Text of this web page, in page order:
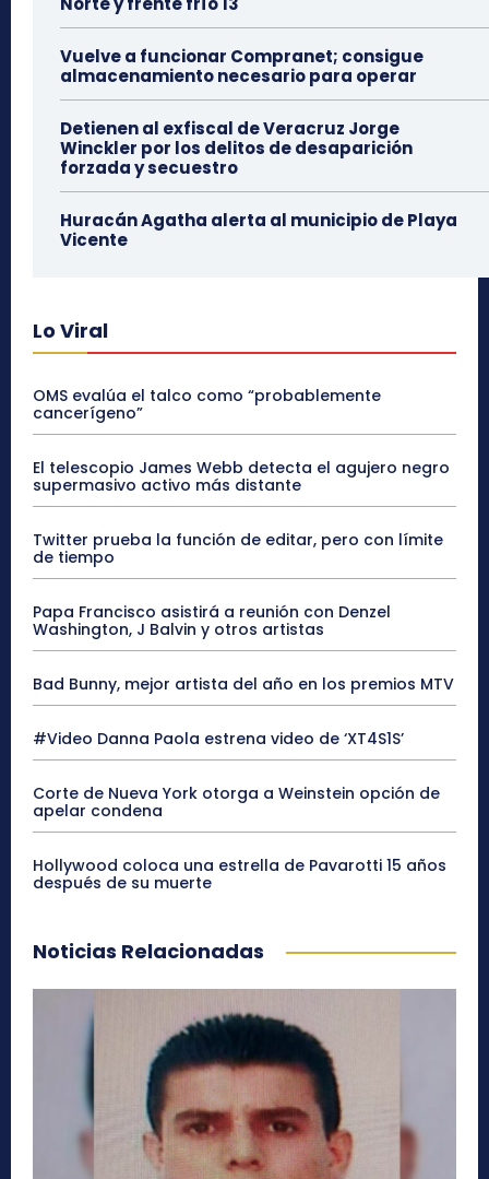
Vuelve a funcionar Compranet; consigue
almacenamiento necesario para operar
Detienen al exfiscal de Veracruz Jorge
Winckler por los delitos de desaparición
forzada y secuestro
Huracán Agatha alerta al municipio de Playa
Vicente
Lo Viral
OMS evalúa el talco como “probablemente
cancerígeno”
El telescopio James Webb detecta el agujero negro
supermasivo activo más distante
Twitter prueba la función de editar, pero con límite
de tiempo
Papa Francisco asistirá a reunión con Denzel
Washington, J Balvin y otros artistas
Bad Bunny, mejor artista del año en los premios MTV
#Video Danna Paola estrena video de ‘XT4S1S’
Corte de Nueva York otorga a Weinstein opción de
apelar condena
Hollywood coloca una estrella de Pavarotti 15 años
después de su muerte
Noticias Relacionadas